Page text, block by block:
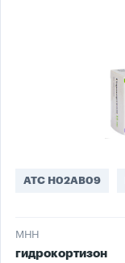
ATC H02AB09
МНН
гидрокортизон